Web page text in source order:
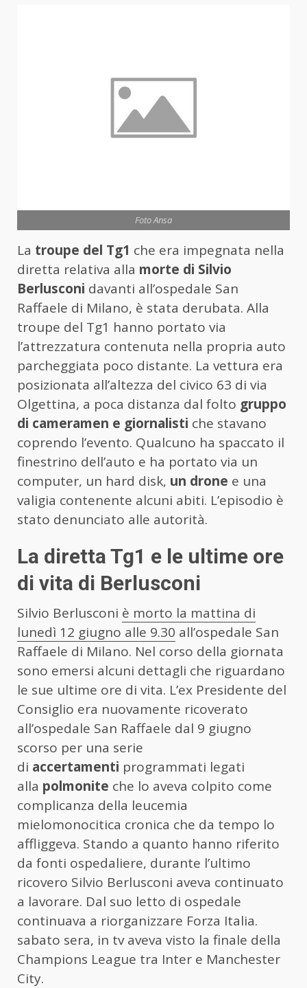
Foto Ansa
La troupe del Tg1 che era impegnata nella
diretta relativa alla morte di Silvio
Berlusconi davanti all’ospedale San
Raffaele di Milano, è stata derubata. Alla
troupe del Tg1 hanno portato via
l’attrezzatura contenuta nella propria auto
parcheggiata poco distante. La vettura era
posizionata all’altezza del civico 63 di via
Olgettina, a poca distanza dal folto gruppo
di cameramen e giornalisti che stavano
coprendo l’evento. Qualcuno ha spaccato il
finestrino dell’auto e ha portato via un
computer, un hard disk, un drone e una
valigia contenente alcuni abiti. L’episodio è
stato denunciato alle autorità.
La diretta Tg1 e le ultime ore
di vita di Berlusconi
Silvio Berlusconi è morto la mattina di
lunedì 12 giugno alle 9.30 all’ospedale San
Raffaele di Milano. Nel corso della giornata
sono emersi alcuni dettagli che riguardano
le sue ultime ore di vita. L’ex Presidente del
Consiglio era nuovamente ricoverato
all’ospedale San Raffaele dal 9 giugno
scorso per una serie
di accertamenti programmati legati
alla polmonite che lo aveva colpito come
complicanza della leucemia
mielomonocitica cronica che da tempo lo
affliggeva. Stando a quanto hanno riferito
da fonti ospedaliere, durante l’ultimo
ricovero Silvio Berlusconi aveva continuato
a lavorare. Dal suo letto di ospedale
continuava a riorganizzare Forza Italia.
sabato sera, in tv aveva visto la finale della
Champions League tra Inter e Manchester
City.